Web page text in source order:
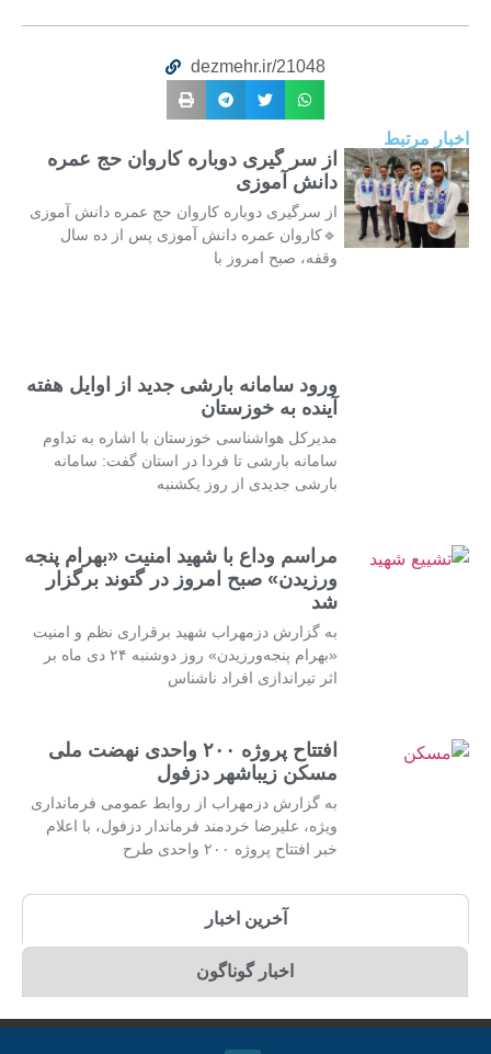
dezmehr.ir/21048
اخبار مرتبط
از سر گیری دوباره کاروان حج عمره
دانش آموزی
از سرگیری دوباره کاروان حج عمره دانش آموزی
🔹کاروان عمره دانش آموزی پس از ده سال
وقفه، صبح امروز با
ورود سامانه بارشی جدید از اوایل هفته
آینده به خوزستان
مدیرکل هواشناسی خوزستان با اشاره به تداوم
سامانه بارشی تا فردا در استان گفت: سامانه
بارشی جدیدی از روز یکشنبه
مراسم وداع با شهید امنیت «بهرام پنجه
ورزیدن» صبح امروز در گتوند برگزار
شد
به گزارش دزمهراب شهید برقراری نظم و امنیت
«بهرام پنجه‌ورزیدن» روز دوشنبه ۲۴ دی ماه بر
اثر تیراندازی افراد ناشناس
افتتاح پروژه ۲۰۰ واحدی نهضت ملی
مسکن زیباشهر دزفول
به گزارش دزمهراب از روابط عمومی فرمانداری
ویژه، علیرضا خردمند فرماندار دزفول، با اعلام
خبر افتتاح پروژه ۲۰۰ واحدی طرح
آخرین اخبار
اخبار گوناگون